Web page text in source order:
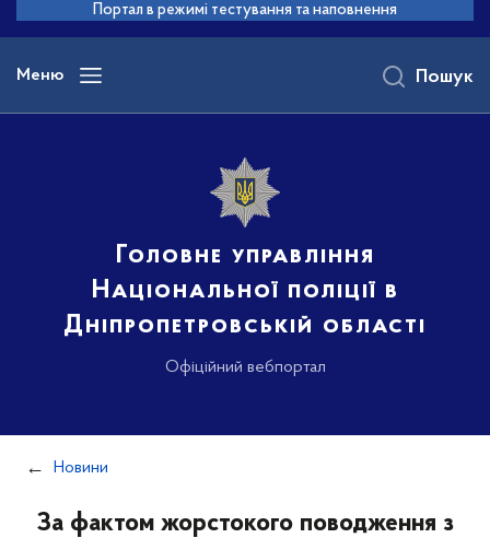
основного
вмісту
Портал в режимі тестування та наповнення
Меню
Головне управління
Національної поліції в
Дніпропетровській області
Офіційний вебпортал
Пошук
Новини
За фактом жорстокого поводження з